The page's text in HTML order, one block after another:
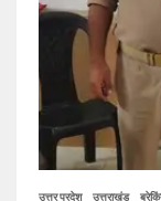
उत्तर प्रदेश उत्तराखंड